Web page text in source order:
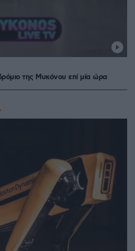
της Μυκόνου επί μία ώρα